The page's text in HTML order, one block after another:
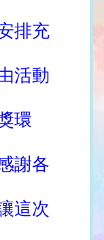
排充
活動
環
謝各
這次